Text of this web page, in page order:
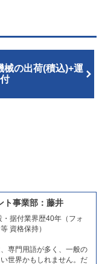
械の出荷(積込)+運
ト事業部：藤井
据付業界歴40年（フォ
資格保持）
専門用語が多く、一般の
世界かもしれません。だ